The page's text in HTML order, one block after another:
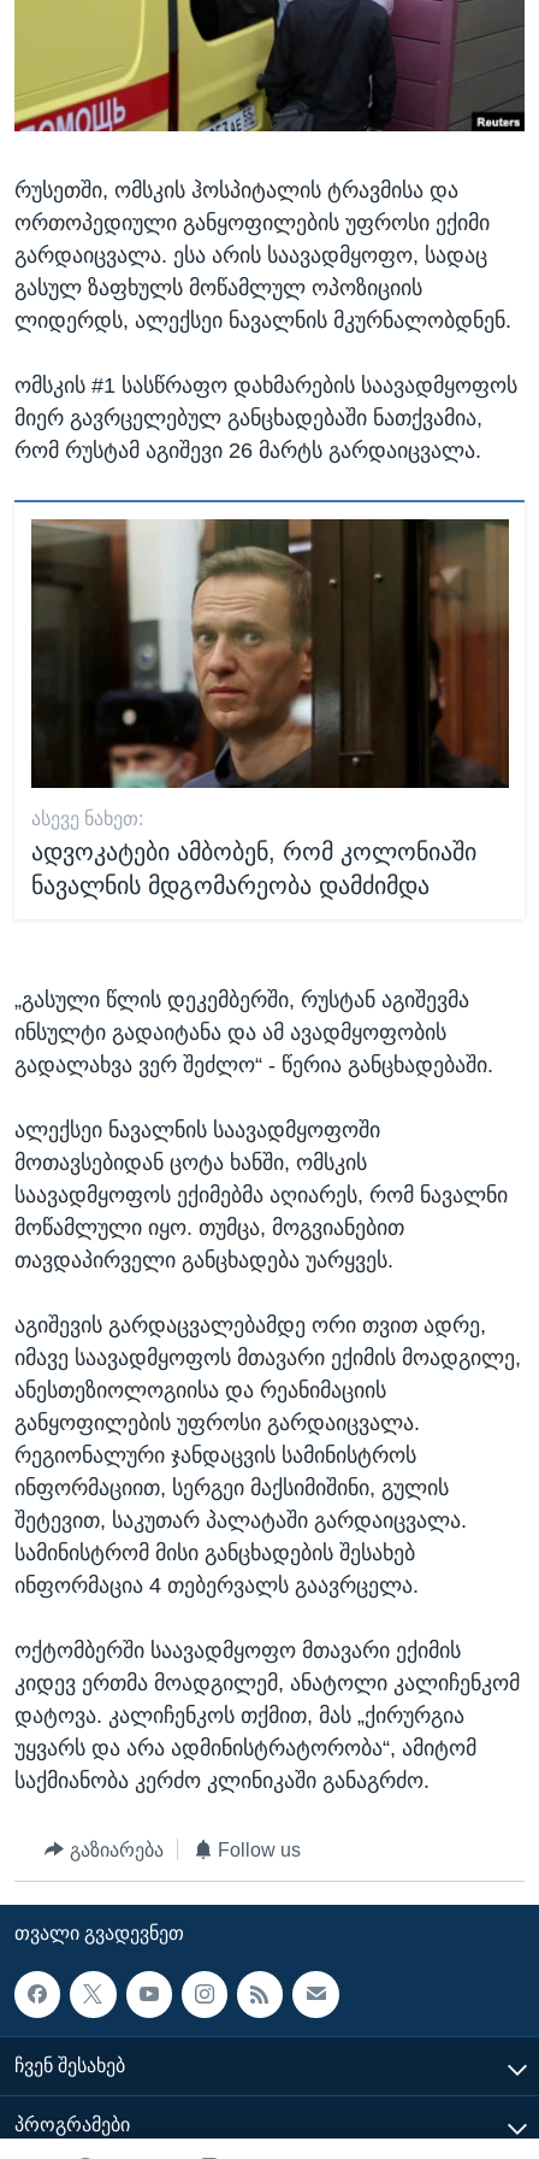
ᲡᲢᲣᲓᲘᲐ ᲕᲐᲨᲘᲜᲒᲢᲝᲜᲘ
ᲯᲐᲜᲛᲠᲗᲔᲚᲝᲑᲐ
ᲛᲔᲪᲜᲘᲔᲠᲔᲑᲐ
ᲙᲣᲚᲢᲣᲠᲐ
ᲒᲐᲚᲘᲚᲔᲝ
ᲓᲔᲖᲘᲜᲤᲝᲠᲛᲐᲪᲘᲐ
Learning English
ᲗᲕᲐᲚᲘ ᲒᲕᲐᲓᲔᲕᲜᲔᲗ
ენები
რუსეთში, ომსკის ჰოსპიტალის ტრავმისა და
ორთოპედიული განყოფილების უფროსი ექიმი
გარდაიცვალა. ესა არის საავადმყოფო, სადაც
გასულ ზაფხულს მოწამლულ ოპოზიციის
ლიდერდს, ალექსეი ნავალნის მკურნალობდნენ.
ომსკის #1 სასწრაფო დახმარების საავადმყოფოს
მიერ გავრცელებულ განცხადებაში ნათქვამია,
რომ რუსტამ აგიშევი 26 მარტს გარდაიცვალა.
ᲐᲡᲔᲕᲔ ᲜᲐᲮᲔᲗ:
ადვოკატები ამბობენ, რომ კოლონიაში
ნავალნის მდგომარეობა დამძიმდა
„გასული წლის დეკემბერში, რუსტან აგიშევმა
ინსულტი გადაიტანა და ამ ავადმყოფობის
გადალახვა ვერ შეძლო“ - წერია განცხადებაში.
ალექსეი ნავალნის საავადმყოფოში
მოთავსებიდან ცოტა ხანში, ომსკის
საავადმყოფოს ექიმებმა აღიარეს, რომ ნავალნი
მოწამლული იყო. თუმცა, მოგვიანებით
თავდაპირველი განცხადება უარყვეს.
აგიშევის გარდაცვალებამდე ორი თვით ადრე,
იმავე საავადმყოფოს მთავარი ექიმის მოადგილე,
ანესთეზიოლოგიისა და რეანიმაციის
განყოფილების უფროსი გარდაიცვალა.
რეგიონალური ჯანდაცვის სამინისტროს
ინფორმაციით, სერგეი მაქსიმიშინი, გულის
შეტევით, საკუთარ პალატაში გარდაიცვალა.
სამინისტრომ მისი განცხადების შესახებ
ინფორმაცია 4 თებერვალს გაავრცელა.
ოქტომბერში საავადმყოფო მთავარი ექიმის
კიდევ ერთმა მოადგილემ, ანატოლი კალიჩენკომ
დატოვა. კალიჩენკოს თქმით, მას „ქირურგია
უყვარს და არა ადმინისტრატორობა“, ამიტომ
საქმიანობა კერძო კლინიკაში განაგრძო.
გაზიარება Follow us
ᲗᲕᲐᲚᲘ ᲒᲕᲐᲓᲔᲕᲜᲔᲗ
ᲩᲕᲔᲜ ᲨᲔᲡᲐᲮᲔᲑ
ᲞᲠᲝᲒᲠᲐᲛᲔᲑᲘ